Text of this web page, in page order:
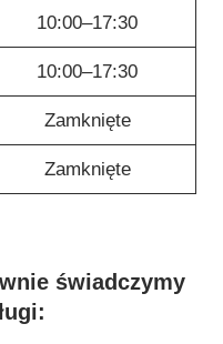
10:00–17:30
10:00–17:30
Zamknięte
Zamknięte
świadczymy